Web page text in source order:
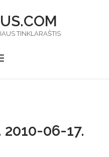
TINKLARAŠTIS
06-17.